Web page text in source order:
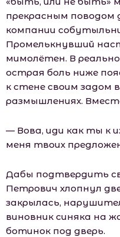
прекрасным поводом
компании
Промелькнувший
мимолётен. В
острая боль ниже
к стене своим задом
размышлениях.
— Вова, иди как ты к
меня твоих
Дабы подтвердить
Петрович хлопнул
закрылась,
виновник синяка на
ботинок под дверь.